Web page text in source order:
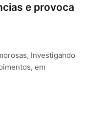
e provoca
Investigando
em